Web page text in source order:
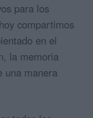
para los
compartimos
en el
la memoria
una manera